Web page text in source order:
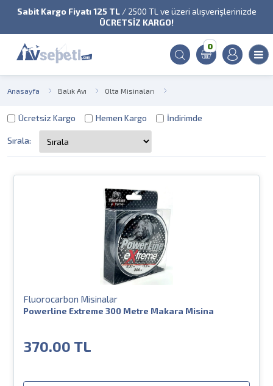
Sabit Kargo Fiyatı 125 TL/ 2500 TL ve üzeri alışverişlerinizde
ÜCRETSİZ KARGO!
0
Anasayfa Balık Avı Olta Misinaları
Ücretsiz Kargo Hemen Kargo İndirimde
Sırala:
Fluorocarbon Misinalar
Powerline Extreme 300 Metre Makara Misina
370.00 TL